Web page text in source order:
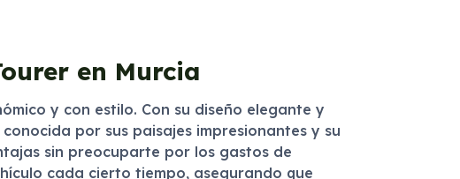
en Murcia
y con estilo. Con su diseño elegante y
conocida por sus paisajes impresionantes y su
sin preocuparte por los gastos de
cada cierto tiempo, asegurando que